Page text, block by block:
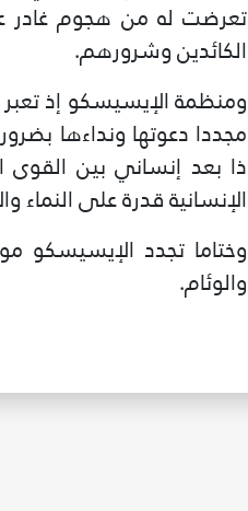
تعرضت له من هجوم غادر
الكائدين وشرورهم.
ومنظمة الإيسيسكو إذ تعبر
مجددا دعوتها ونداءها
ذا بعد إنساني بين القوى
الإنسانية قدرة على النماء
وختاما تجدد الإيسيسكو
والوئام.